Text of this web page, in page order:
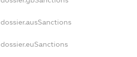
dossier.ausSanctions
dossier.euSanctions